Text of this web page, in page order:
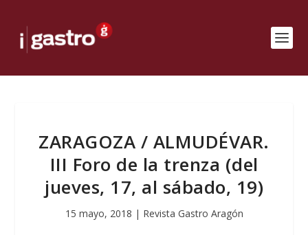
ZARAGOZA / ALMUDÉVAR.
III Foro de la trenza (del
jueves, 17, al sábado, 19)
15 mayo, 2018 | Revista Gastro Aragón